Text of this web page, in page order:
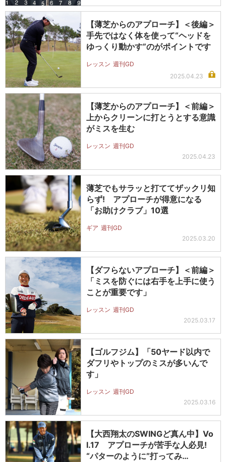
【薄芝からのアプローチ】＜後編＞
手先ではなく体を使って“ヘッドを
ゆっくり動かす”のがポイントです
レッスン 週刊GD
2025.04.23
【薄芝からのアプローチ】＜前編＞
上からクリーンに打とうとする意識
がミスを生む
レッスン 週刊GD
2025.04.23
薄芝でもサラッと打ててザックリ知
らず! アプローチが得意になる
「お助けクラブ」10選
ギア 週刊GD
2025.03.20
【ダフらないアプローチ】＜前編＞
「ミスを防ぐには右手を上手に使う
ことが重要です」
レッスン 週刊GD
2025.03.17
【ゴルフジム】「50ヤード以内で
ダフリやトップのミスが多いんで
す」
レッスン 週刊GD
2025.03.16
【大西翔太のSWINGど真ん中】Vo
l.17 アプローチが苦手な人必見!
“パターのように”打ってみ…